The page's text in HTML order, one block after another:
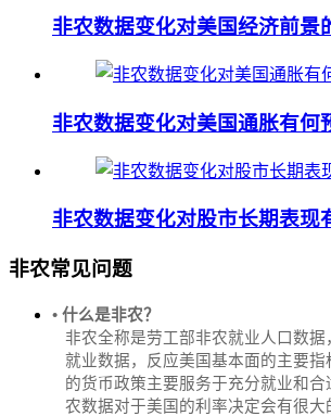
非农数据变化对美国经济前景
非农数据变化对美国通胀有何
非农数据变化对股市长期表现
非农常见问题
• 什么是非农？
非农全称是劳工部非农就业人口数据
就业数据，反应美国基本面的主要指
的货币政策主要服务于充分就业和合
农数据对于美国的利率决定会有很大